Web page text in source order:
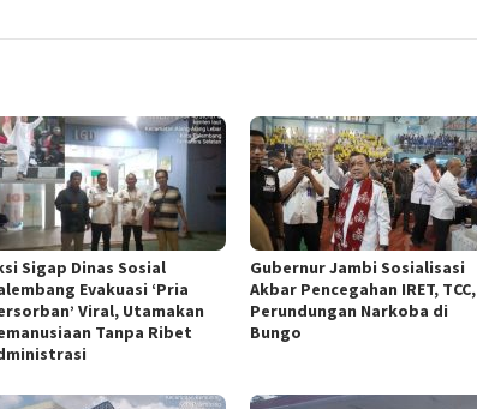
Sigap Dinas Sosial
Evakuasi ‘Pria
Viral, Utamakan
Tanpa Ribet
Gubernur Jambi Sosialisasi
Akbar Pencegahan IRET, TCC,
Perundungan Narkoba di
Bungo